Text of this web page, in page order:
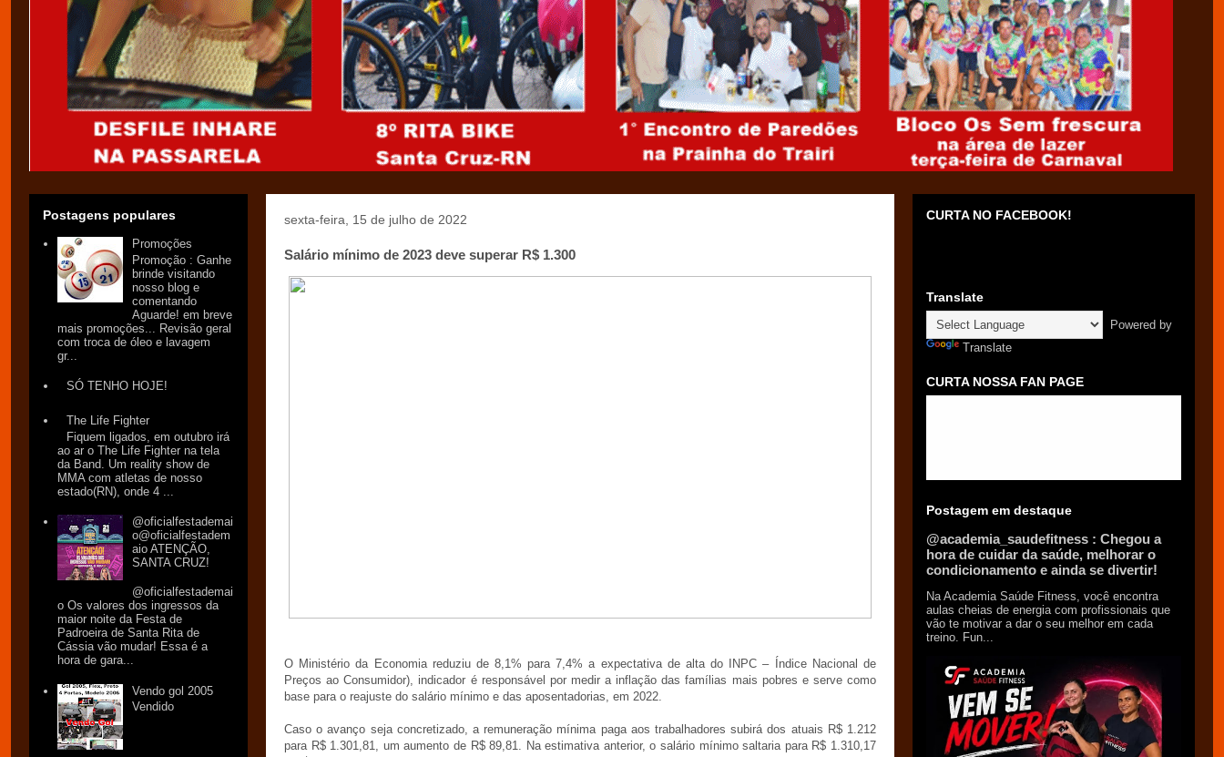
sexta-feira, 15 de julho de 2022
Salário mínimo de 2023 deve superar R$ 1.300
O Ministério da Economia reduziu de 8,1% para 7,4% a expectativa de alta do INPC – Índice Nacional de
Preços ao Consumidor), indicador é responsável por medir a inflação das famílias mais pobres e serve como
base para o reajuste do salário mínimo e das aposentadorias, em 2022.
Caso o avanço seja concretizado, a remuneração mínima paga aos trabalhadores subirá dos atuais R$ 1.212
para R$ 1.301,81, um aumento de R$ 89,81. Na estimativa anterior, o salário mínimo saltaria para R$ 1.310,17
Postagens populares
Promoções
Promoção : Ganhe
brinde visitando
nosso blog e
comentando
Aguarde! em breve
mais promoções... Revisão geral
com troca de óleo e lavagem
gr...
SÓ TENHO HOJE!
The Life Fighter
Fiquem ligados, em outubro irá
ao ar o The Life Fighter na tela
da Band. Um reality show de
MMA com atletas de nosso
estado(RN), onde 4 ...
@oficialfestademai
o@oficialfestadem
aio ATENÇÃO,
SANTA CRUZ!
@oficialfestademai
o Os valores dos ingressos da
maior noite da Festa de
Padroeira de Santa Rita de
Cássia vão mudar! Essa é a
hora de gara...
Vendo gol 2005
Vendido
CURTA NO FACEBOOK!
Translate
Powered by
Translate
CURTA NOSSA FAN PAGE
Postagem em destaque
@academia_saudefitness : Chegou a
hora de cuidar da saúde, melhorar o
condicionamento e ainda se divertir!
Na Academia Saúde Fitness, você encontra
aulas cheias de energia com profissionais que
vão te motivar a dar o seu melhor em cada
treino. Fun...